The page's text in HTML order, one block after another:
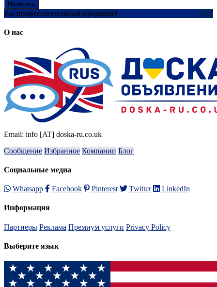
Написать
Вы профессиональный продавец?
О нас
Email: info [AT] doska-ru.co.uk
Сообщение Избранное Компании Блог
Социальные медиа
Whatsapp Facebook Pinterest Twitter LinkedIn
Информация
Партнеры Реклама Премиум услуги Privacy Policy
Выберите язык